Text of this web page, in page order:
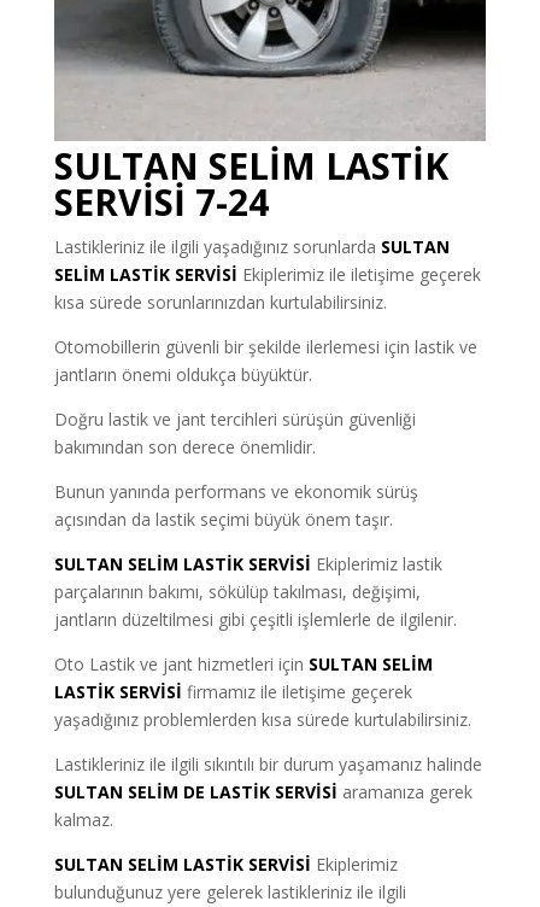
SULTAN SELİM LASTİK
SERVİSİ 7-24
Lastikleriniz ile ilgili yaşadığınız sorunlarda SULTAN
SELİM LASTİK SERVİSİ Ekiplerimiz ile iletişime geçerek
kısa sürede sorunlarınızdan kurtulabilirsiniz.
Otomobillerin güvenli bir şekilde ilerlemesi için lastik ve
jantların önemi oldukça büyüktür.
Doğru lastik ve jant tercihleri sürüşün güvenliği
bakımından son derece önemlidir.
Bunun yanında performans ve ekonomik sürüş
açısından da lastik seçimi büyük önem taşır.
SULTAN SELİM LASTİK SERVİSİ Ekiplerimiz lastik
parçalarının bakımı, sökülüp takılması, değişimi,
jantların düzeltilmesi gibi çeşitli işlemlerle de ilgilenir.
Oto Lastik ve jant hizmetleri için SULTAN SELİM
LASTİK SERVİSİ firmamız ile iletişime geçerek
yaşadığınız problemlerden kısa sürede kurtulabilirsiniz.
Lastikleriniz ile ilgili sıkıntılı bir durum yaşamanız halinde
SULTAN SELİM DE LASTİK SERVİSİ aramanıza gerek
kalmaz.
SULTAN SELİM LASTİK SERVİSİ Ekiplerimiz
bulunduğunuz yere gelerek lastikleriniz ile ilgili